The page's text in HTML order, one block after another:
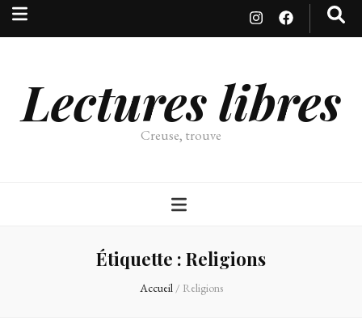
Lectures libres
Creuse, trouve
Étiquette : Religions
Accueil / Religions